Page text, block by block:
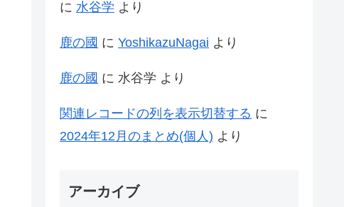
に 水谷学 より
鹿の國 に YoshikazuNagai より
鹿の國 に 水谷学 より
関連レコードの列を表示切替する に
2024年12月のまとめ(個人) より
アーカイブ